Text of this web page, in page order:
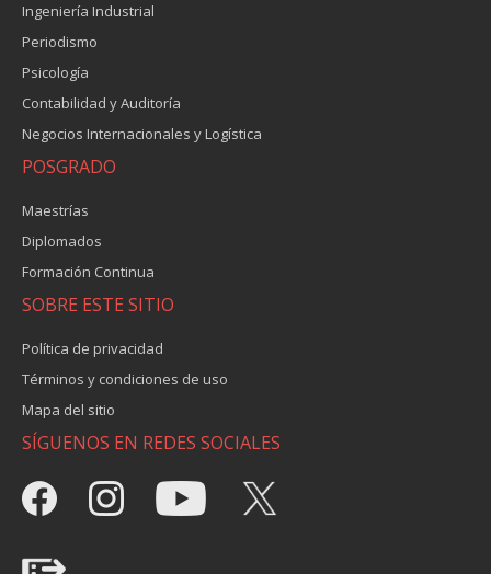
Ingeniería Industrial
Periodismo
Psicología
Contabilidad y Auditoría
Negocios Internacionales y Logística
POSGRADO
Maestrías
Diplomados
Formación Continua
SOBRE ESTE SITIO
Política de privacidad
Términos y condiciones de uso
Mapa del sitio
SÍGUENOS EN REDES SOCIALES